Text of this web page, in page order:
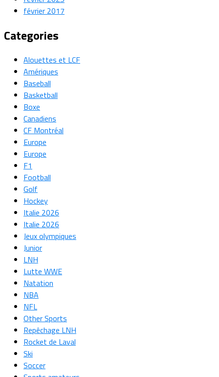
février 2017
Categories
Alouettes et LCF
Amériques
Baseball
Basketball
Boxe
Canadiens
CF Montréal
Europe
Europe
F1
Football
Golf
Hockey
Italie 2026
Italie 2026
Jeux olympiques
Junior
LNH
Lutte WWE
Natation
NBA
NFL
Other Sports
Repêchage LNH
Rocket de Laval
Ski
Soccer